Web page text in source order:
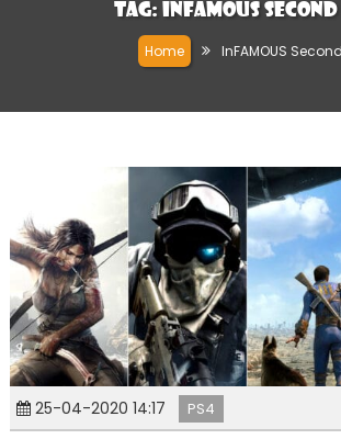
Tag: InFAMOUS
Home InFAMOUS
25-04-2020 14:17 PS4